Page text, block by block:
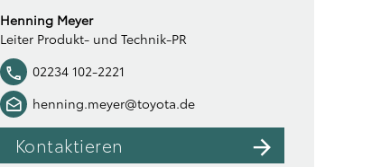
Henning Meyer
Leiter Produkt- und Technik-PR
02234 102-2221
henning.meyer@toyota.de
Kontaktieren